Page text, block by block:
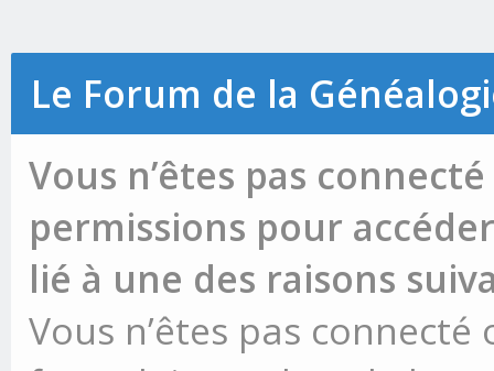
Le Forum de la
Vous n’êtes pas
permissions pour
lié à une des raisons
Vous n’êtes pas